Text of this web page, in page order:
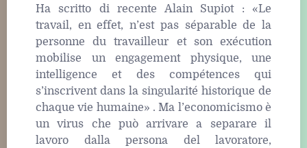
Ha scritto di recente Alain Supiot : «Le
travail, en effet, n’est pas séparable de la
personne du travailleur et son exécution
mobilise un engagement physique, une
intelligence et des compétences qui
s’inscrivent dans la singularité historique de
chaque vie humaine» . Ma l’economicismo è
un virus che può arrivare a separare il
lavoro dalla persona del lavoratore,